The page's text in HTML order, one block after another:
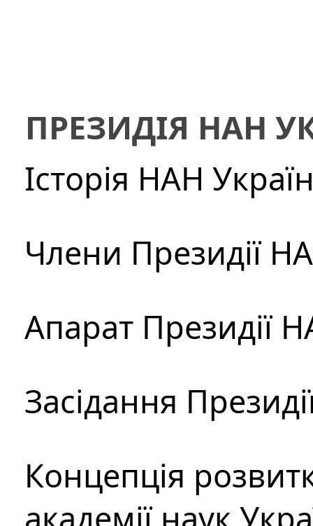
ПРЕЗИДІЯ НАН
Історія НАН
Члени Президії
Апарат Президії
Засідання
Концепція